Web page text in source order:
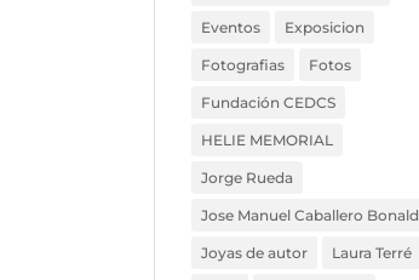
Eventos Exposicion
Fotografias Fotos
Fundación CEDCS
HELIE MEMORIAL
Jorge Rueda
Jose Manuel Caballero Bonald
Joyas de autor Laura Terré